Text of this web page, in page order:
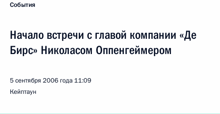
События
Начало встречи с главой компании «Де
Бирс» Николасом Оппенгеймером
5 сентября 2006 года 11:09
Кейптаун